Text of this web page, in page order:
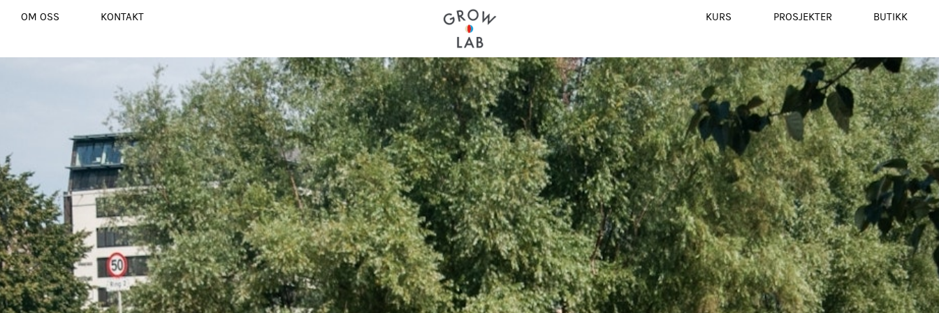
OM OSS KONTAKT KURS PROSJEKTER BUTIKK